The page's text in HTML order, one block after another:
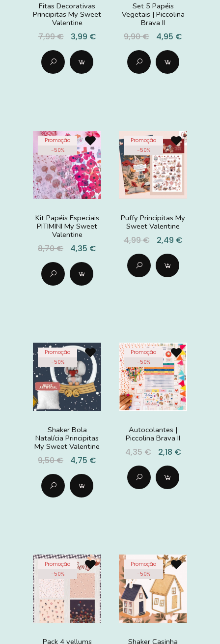
Fitas Decorativas
Principitas My Sweet
Valentine
7,99 € 3,99 €
Set 5 Papéis
Vegetais | Piccolina
Brava II
9,90 € 4,95 €
Promoção
-50%
Kit Papéis Especiais
PITIMINI My Sweet
Valentine
8,70 € 4,35 €
Promoção
-50%
Puffy Principitas My
Sweet Valentine
4,99 € 2,49 €
Promoção
-50%
Shaker Bola
Natalícia Principitas
My Sweet Valentine
9,50 € 4,75 €
Promoção
-50%
Autocolantes |
Piccolina Brava II
4,35 € 2,18 €
Promoção
-50%
Pack 4 vellums
Promoção
-50%
Shaker Casinha